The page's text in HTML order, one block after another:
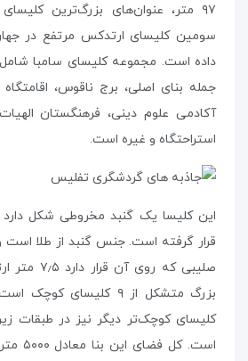
۹۷ متر، عنوان‌های بزرگ‌ترین
سومین کلیسای ارتدکس مرتفع در
داده است. مجموعه کلیسای سامبا
جمله بنای اصلی، برج ناقوس،
آکادمی علوم دینی، فرهنگستان
استراحتگاه و غیره است.
این کلیسا یک گنبد مخروطی شکل
قرار گرفته است. جنس گنبد از طلا است
صلیبی که
بزرگ متشکل از ۹ کلیسای
کلیسای کوچک‌تر دیگر نیز در طبقات
است.